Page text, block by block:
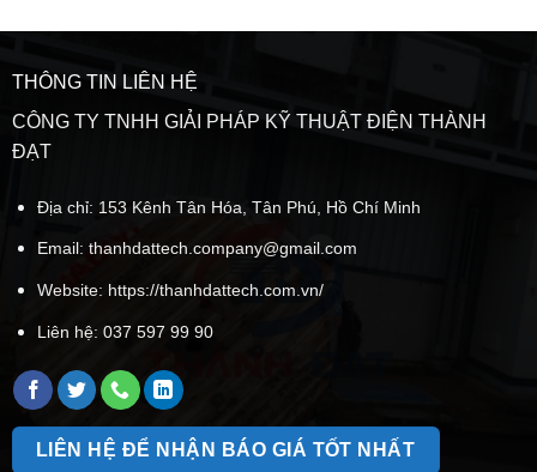
THÔNG TIN LIÊN HỆ
CÔNG TY TNHH GIẢI PHÁP KỸ THUẬT ĐIỆN THÀNH
ĐẠT
Địa chỉ: 153 Kênh Tân Hóa, Tân Phú, Hồ Chí Minh
Email: thanhdattech.company@gmail.com
Website: https://thanhdattech.com.vn/
Liên hệ: 037 597 99 90
LIÊN HỆ ĐỂ NHẬN BÁO GIÁ TỐT NHẤT